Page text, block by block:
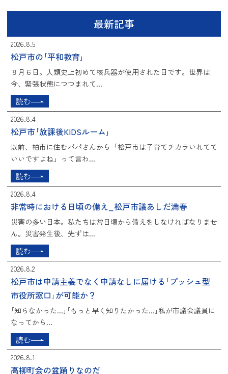
最新記事
2026.8.5
松戸市の｢平和教育｣
８月６日。人類史上初めて核兵器が使用された日です。世界は
今、緊張状態につつまれて...
読む
2026.8.4
松戸市｢放課後KIDSルーム｣
以前、柏市に住むパパさんから「松戸市は子育てチカラいれてて
いいですよね」って言わ...
読む
2026.8.4
非常時における日頃の備え_松戸市議あしだ満春
災害の多い日本。私たちは常日頃から備えをしなければなりませ
ん。災害発生後、先ずは...
読む
2026.8.2
松戸市は申請主義でなく申請なしに届ける｢プッシュ型
市役所窓口｣が可能か？
｢知らなかった...｣｢もっと早く知りたかった...｣私が市議会議員に
なってから...
読む
2026.8.1
高柳町会の盆踊りなのだ